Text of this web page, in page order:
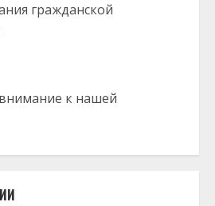
гражданской
к нашей